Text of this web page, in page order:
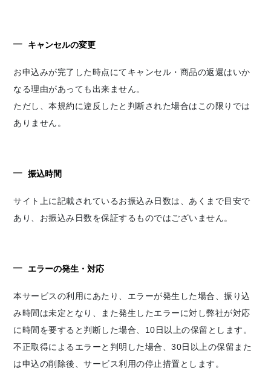
キャンセルの変更
お申込みが完了した時点にてキャンセル・商品の返還はいか
なる理由があっても出来ません。
ただし、本規約に違反したと判断された場合はこの限りでは
ありません。
振込時間
サイト上に記載されているお振込み日数は、あくまで目安で
あり、お振込み日数を保証するものではございません。
エラーの発生・対応
本サービスの利用にあたり、エラーが発生した場合、振り込
み時間は未定となり、また発生したエラーに対し弊社が対応
に時間を要すると判断した場合、10日以上の保留とします。
不正取得によるエラーと判明した場合、30日以上の保留また
は申込の削除後、サービス利用の停止措置とします。